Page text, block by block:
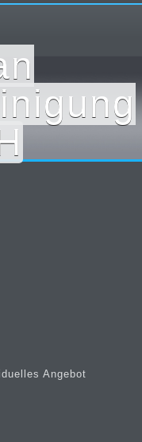
Angebot